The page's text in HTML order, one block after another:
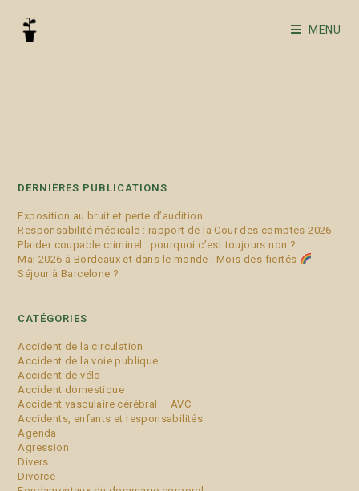
MENU
DERNIÈRES PUBLICATIONS
Exposition au bruit et perte d’audition
Responsabilité médicale : rapport de la Cour des comptes 2026
Plaider coupable criminel : pourquoi c’est toujours non ?
Mai 2026 à Bordeaux et dans le monde : Mois des fiertés
Séjour à Barcelone ?
CATÉGORIES
Accident de la circulation
Accident de la voie publique
Accident de vélo
Accident domestique
Accident vasculaire cérébral – AVC
Accidents, enfants et responsabilités
Agenda
Agression
Divers
Divorce